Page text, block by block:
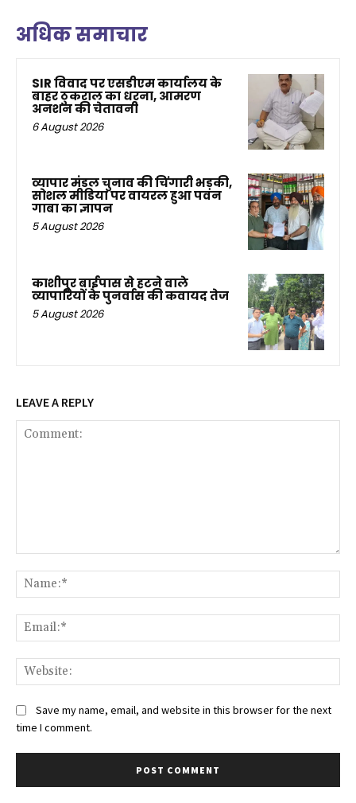
अधिक समाचार
SIR विवाद पर एसडीएम कार्यालय के
बाहर ठुकराल का धरना, आमरण
अनशन की चेतावनी
6 August 2026
व्यापार मंडल चुनाव की चिंगारी भड़की,
सोशल मीडिया पर वायरल हुआ पवन
गाबा का ज्ञापन
5 August 2026
काशीपुर बाईपास से हटने वाले
व्यापारियों के पुनर्वास की कवायद तेज
5 August 2026
LEAVE A REPLY
Save my name, email, and website in this browser for the next
time I comment.